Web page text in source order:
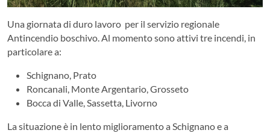
Una giornata di duro lavoro per il servizio regionale
Antincendio boschivo. Al momento sono attivi tre incendi, in
particolare a:
Schignano, Prato
Roncanali, Monte Argentario, Grosseto
Bocca di Valle, Sassetta, Livorno
La situazione è in lento miglioramento a Schignano e a